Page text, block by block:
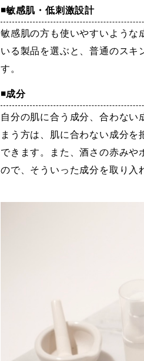
◾️敏感肌・低刺激設計
敏感肌の方も使いやすいような
いる製品を選ぶと、普通のス
す。
◾️成分
自分の肌に合う成分、合わない
まう方は、 肌に合わない成分を
できます。また、酒さの赤みや
ので、そういった成分を取り入